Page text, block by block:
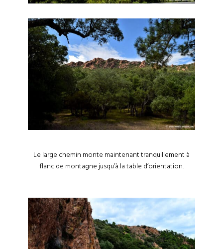
Le large chemin monte maintenant tranquillement à
flanc de montagne jusqu’à la table d’orientation.